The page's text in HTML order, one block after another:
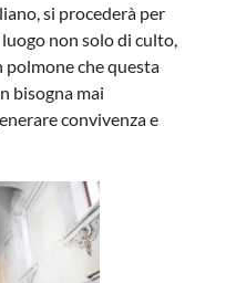
si procederà per
non solo di culto,
polmone che questa
bisogna mai
convivenza e